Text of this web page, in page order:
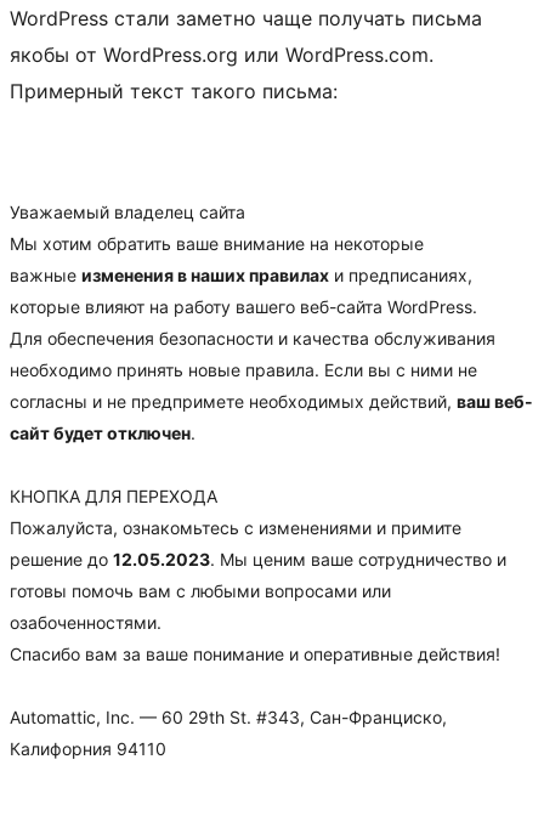
WordPress стали заметно чаще получать письма
якобы от WordPress.org или WordPress.com.
Примерный текст такого письма:
Уважаемый владелец сайта
Мы хотим обратить ваше внимание на некоторые
важные изменения в наших правилах и предписаниях,
которые влияют на работу вашего веб-сайта WordPress.
Для обеспечения безопасности и качества обслуживания
необходимо принять новые правила. Если вы с ними не
согласны и не предпримете необходимых действий, ваш веб-
сайт будет отключен.
КНОПКА ДЛЯ ПЕРЕХОДА
Пожалуйста, ознакомьтесь с изменениями и примите
решение до 12.05.2023. Мы ценим ваше сотрудничество и
готовы помочь вам с любыми вопросами или
озабоченностями.
Спасибо вам за ваше понимание и оперативные действия!
Automattic, Inc. — 60 29th St. #343, Сан-Франциско,
Калифорния 94110